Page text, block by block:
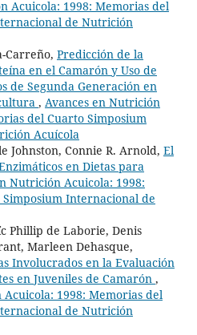
Acuicola: 1998: Memorias del
de Nutrición
Carreño, Predicción de la
en el Camarón y Uso de
de Segunda Generación en
, Avances en Nutrición
del Cuarto Simposium
Acuícola
Johnston, Connie R. Arnold, El
en Dietas para
Nutrición Acuicola: 1998:
Internacional de
Phillip de Laborie, Denis
Marleen Dehasque,
Involucrados en la Evaluación
en Juveniles de Camarón ,
1998: Memorias del
de Nutrición